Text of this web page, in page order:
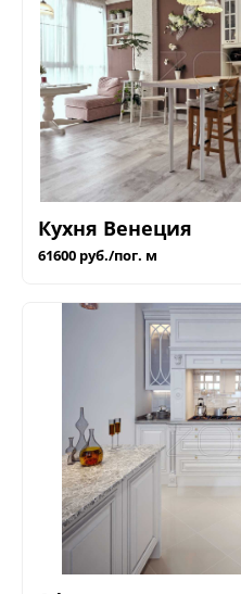
Кухня Венеция
61600 руб./пог. м